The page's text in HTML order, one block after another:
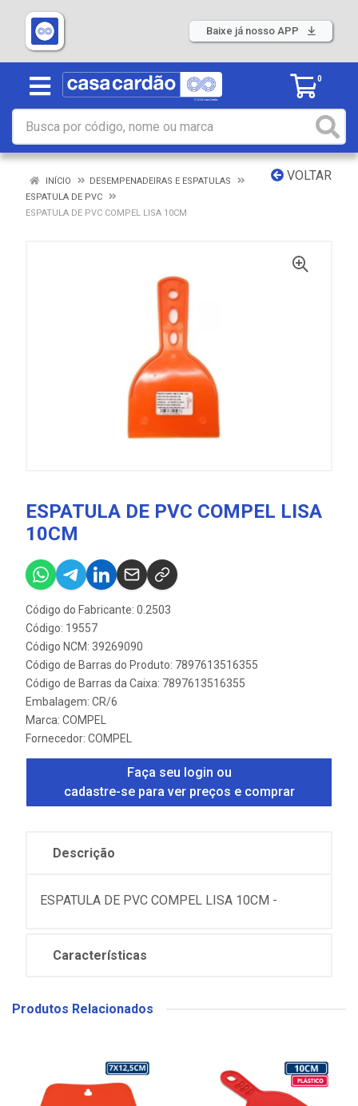
Baixe já nosso APP
0
VOLTAR
INÍCIO
DESEMPENADEIRAS E ESPATULAS
ESPATULA DE PVC
ESPATULA DE PVC COMPEL LISA 10CM
ESPATULA DE PVC COMPEL LISA
10CM
Código do Fabricante: 0.2503
Código: 19557
Código NCM: 39269090
Código de Barras do Produto: 7897613516355
Código de Barras da Caixa: 7897613516355
Embalagem: CR/6
Marca: COMPEL
Fornecedor: COMPEL
Faça seu login ou
cadastre-se para ver preços e comprar
Descrição
ESPATULA DE PVC COMPEL LISA 10CM -
Características
Produtos Relacionados